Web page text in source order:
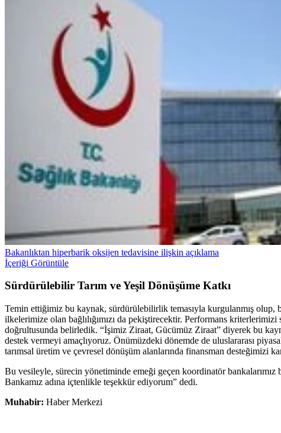
Bakanlıktan hiperbarik oksijen tedavisine ilişkin açıklama
İçeriği Görüntüle
Sürdürülebilir Tarım veYeşil Dönüşüme Katkı
Temin ettiğimiz bu kaynak, sürdürülebilirlik temasıyla kurgulanmış olup,
ilkelerimize olan bağlılığımızı da pekiştirecektir. Performans
doğrultusunda belirledik. “İşimiz Ziraat, Gücümüz Ziraat” diyerek bu
destek vermeyi amaçlıyoruz. Önümüzdeki dönemde de uluslararası
tarımsal üretim ve çevresel dönüşüm alanlarında finansman desteğimizi
Bu vesileyle, sürecin yönetiminde emeği geçen koordinatör
Bankamız adına içtenlikle teşekkür ediyorum” dedi.
Muhabir: Haber Merkezi